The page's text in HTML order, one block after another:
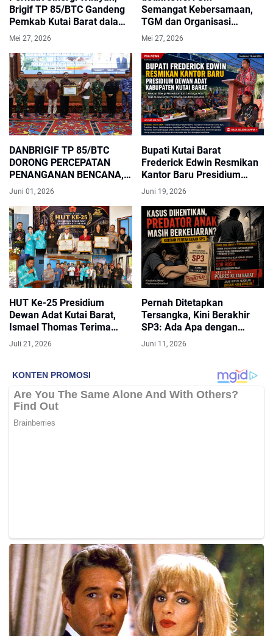
Brigif TP 85/BTC Gandeng
Pemkab Kutai Barat dalam
Sosialisasi P4GN Bahaya
Mei 27, 2026
Semangat Kebersamaan,
TGM dan Organisasi
Gabungan Kubar
Ekor Sapi di Hari Raya Idul
Adha
Mei 27, 2026
DANBRIGIF TP 85/BTC
DORONG PERCEPATAN
PENANGANAN BENCANA,
IKUT SERTA SERAHKAN
BANTUAN BNPB DI KUTAI
BARAT
Juni 01, 2026
Bupati Kutai Barat
Frederick Edwin Resmikan
Kantor Baru Presidium
Dewan Adat Kabupaten
Kutai Barat, Perkuat Sinergi
Pemerintah dan Lembaga
Adat
Juni 19, 2026
HUT Ke-25 Presidium
Dewan Adat Kutai Barat,
Ismael Thomas Terima
Piagam Penghargaan atas
Dedikasi Membangun
Juli 21, 2026
Pernah Ditetapkan
Tersangka, Kini Berakhir
SP3: Ada Apa dengan
Penanganan Kasus Dugaan
Kekerasan Seksual Anak di
Juni 11, 2026